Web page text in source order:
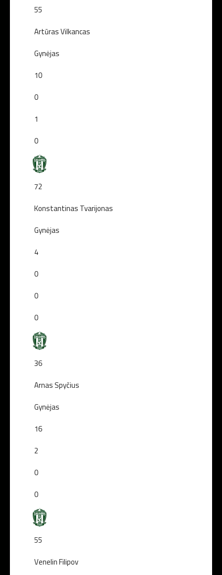
55
Artūras Vilkancas
Gynėjas
10
0
1
0
72
Konstantinas Tvarijonas
Gynėjas
4
0
0
0
36
Arnas Spyčius
Gynėjas
16
2
0
0
55
Venelin Filipov